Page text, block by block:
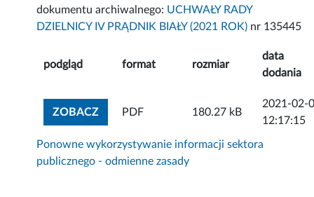
dokumentu archiwalnego: UCHWAŁY RADY
DZIELNICY IV PRĄDNIK BIAŁY (2021 ROK) nr 135445
podgląd format rozmiar
data
dodania
ZOBACZZOBACZ ZAŁĄCZNIK
PDF 180.27 kB
2021-02-
12:17:15
Ponowne wykorzystywanie informacji sektora
publicznego - odmienne zasady